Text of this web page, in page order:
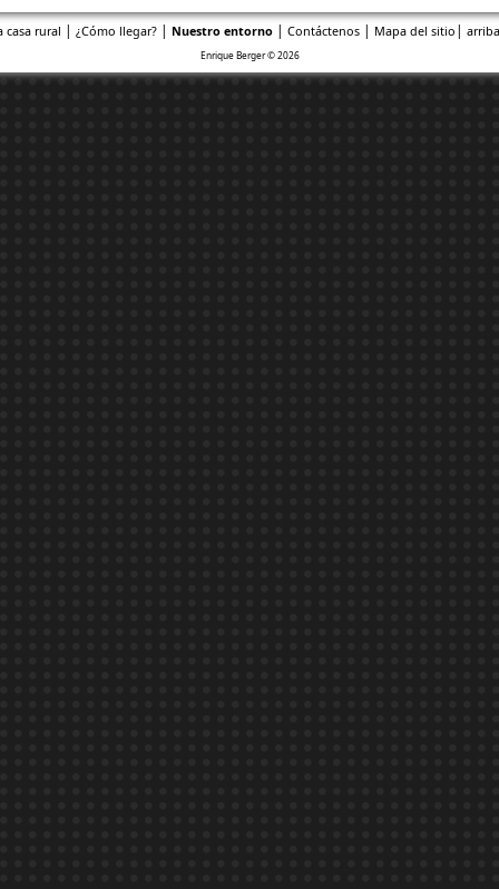
casa rural | ¿Cómo llegar?| Nuestro entorno| Contáctenos| Mapa del sitio |
Enrique Berger © 2026